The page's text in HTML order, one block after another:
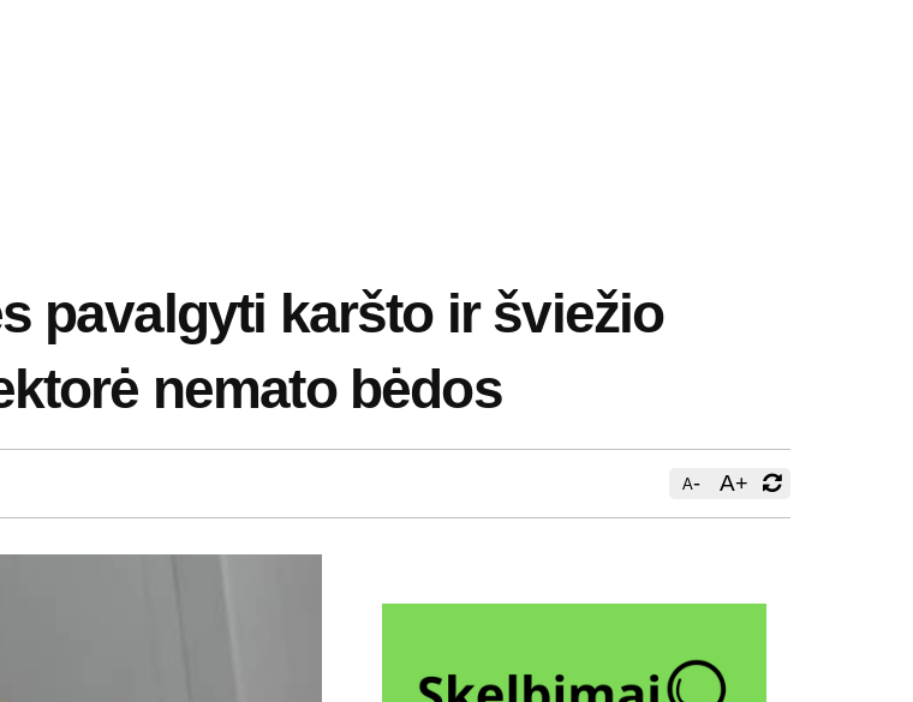
pavalgyti karšto ir šviežio
nemato bėdos
A- A+